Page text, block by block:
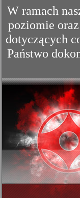
W ramach
poziomie
dotyczących
Państwo